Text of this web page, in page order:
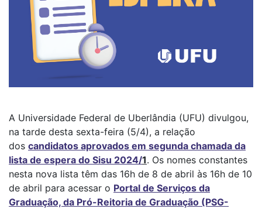
A Universidade Federal de Uberlândia (UFU) divulgou,
na tarde desta sexta-feira (5/4), a relação
dos candidatos aprovados em segunda chamada da
lista de espera do Sisu 2024/1. Os nomes constantes
nesta nova lista têm das 16h de 8 de abril às 16h de 10
de abril para acessar o Portal de Serviços da
Graduação, da Pró-Reitoria de Graduação (PSG-